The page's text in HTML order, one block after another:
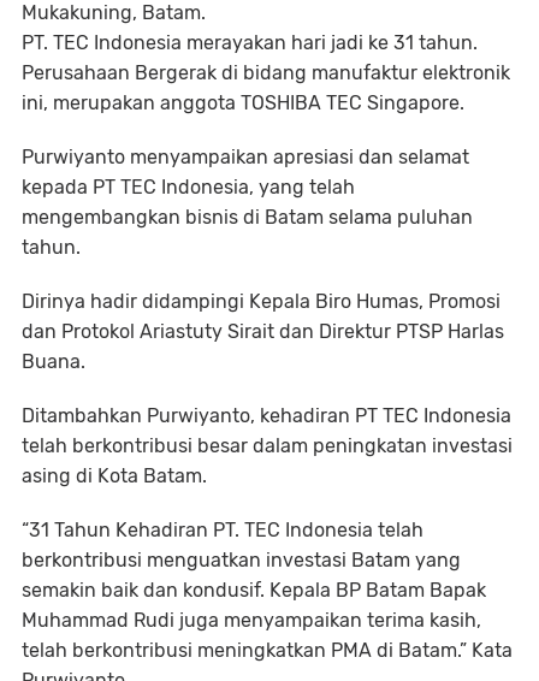
Mukakuning, Batam.
PT. TEC Indonesia merayakan hari jadi ke 31 tahun.
Perusahaan Bergerak di bidang manufaktur elektronik
ini, merupakan anggota TOSHIBA TEC Singapore.
Purwiyanto menyampaikan apresiasi dan selamat
kepada PT TEC Indonesia, yang telah
mengembangkan bisnis di Batam selama puluhan
tahun.
Dirinya hadir didampingi Kepala Biro Humas, Promosi
dan Protokol Ariastuty Sirait dan Direktur PTSP Harlas
Buana.
Ditambahkan Purwiyanto, kehadiran PT TEC Indonesia
telah berkontribusi besar dalam peningkatan investasi
asing di Kota Batam.
“31 Tahun Kehadiran PT. TEC Indonesia telah
berkontribusi menguatkan investasi Batam yang
semakin baik dan kondusif. Kepala BP Batam Bapak
Muhammad Rudi juga menyampaikan terima kasih,
telah berkontribusi meningkatkan PMA di Batam.” Kata